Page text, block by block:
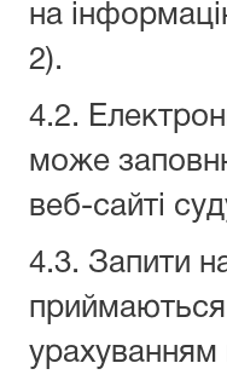
на
2).
4.2.
може
веб-сайті
4.3. Запити